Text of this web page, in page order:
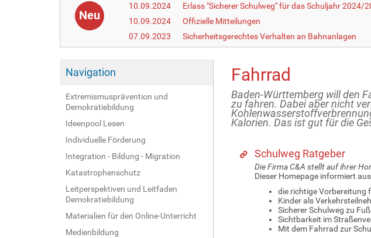
Neu
10.09.2024
Erlass "Sicherer Schulweg" für das Schuljahr 2024/
10.09.2024
Offizielle Mitteilungen
07.09.2023
Sicherheitsgerechtes Verhalten an Bahnanlagen
Navigation
Extremismusprävention und
Demokratiebildung
Ideenpool Lesen
Individuelle Förderung
Integration - Bildung - Migration
Katastrophenschutz
Leitperspektiven und Leitfaden
Demokratiebildung
Materialien für den Online-Unterricht
Medienbildung
Fahrrad
Baden-Württemberg will den
zu fahren. Dabei aber nicht
Kalorien. Das ist gut für die
Schulweg Ratgeber
Die Firma C&A stellt auf ihrer
Dieser Homepage informiert
die richtige Vorbereitung
Kinder als
Sicherer Schulweg zu
Sichtbarkeit im
Mit dem Fahrrad zur